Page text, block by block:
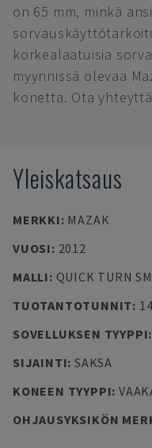
on 65 mm, minkä
korkealaatuisia
myynnissä olevaa
konetta. Ota
Yleiskatsaus
MERKKI: MAZAK
VUOSI: 2012
MALLI: QUICK TURN
TUOTANTOTUNNIT:
SOVELLUKSEN TYYPPI:
SIJAINTI: SAKSA
KONEEN TYYPPI:
OHJAUSYKSIKÖN